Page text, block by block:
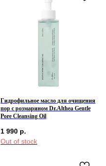
Гидрофильное масло для очищения
пор с розмарином Dr.Althea Gentle
Pore Cleansing Oil
1 990 р.
Out of stock